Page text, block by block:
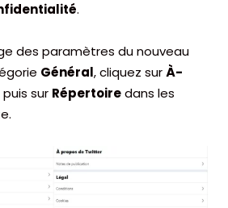
.
des paramètres du nouveau
Général, cliquez surÀ-
puis sur Répertoiredans les